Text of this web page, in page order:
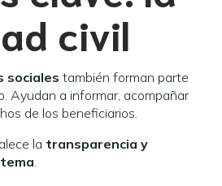
civil
sociales también forman parte
Ayudan a informar, acompañar
de los beneficiarios.
la transparencia y
.